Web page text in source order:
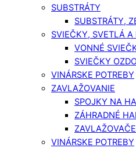
SUBSTRÁTY
SUBSTRÁTY,
SVIEČKY, SVETLÁ A
VONNÉ
SVIEČKY
VINÁRSKE POTREBY
ZAVLAŽOVANIE
SPOJKY NA
ZÁHRADNÉ
VINÁRSKE POTREBY